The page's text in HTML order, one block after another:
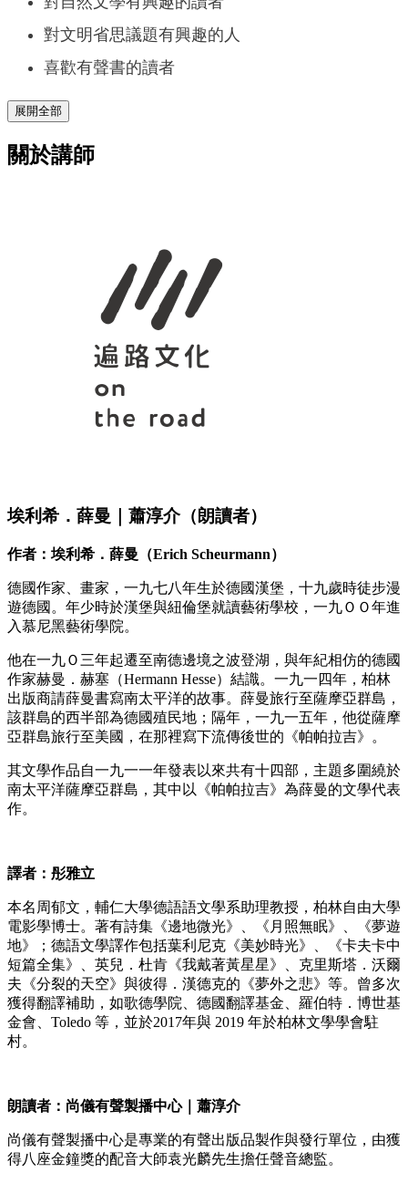
對文明省思議題有興趣的人
喜歡有聲書的讀者
展開全部
關於講師
埃利希．薛曼｜蕭淳介（朗讀者）
作者：埃利希．薛曼（Erich Scheurmann）
德國作家、畫家，一九七八年生於德國漢堡，十九歲時徒步漫
遊德國。年少時於漢堡與紐倫堡就讀藝術學校，一九ＯＯ年進
入慕尼黑藝術學院。
他在一九Ｏ三年起遷至南德邊境之波登湖，與年紀相仿的德國
作家赫曼．赫塞（Hermann Hesse）結識。一九一四年，柏林
出版商請薛曼書寫南太平洋的故事。薛曼旅行至薩摩亞群島，
該群島的西半部為德國殖民地；隔年，一九一五年，他從薩摩
亞群島旅行至美國，在那裡寫下流傳後世的《帕帕拉吉》。
其文學作品自一九一一年發表以來共有十四部，主題多圍繞於
南太平洋薩摩亞群島，其中以《帕帕拉吉》為薛曼的文學代表
作。
譯者：彤雅立
本名周郁文，輔仁大學德語語文學系助理教授，柏林自由大學
電影學博士。著有詩集《邊地微光》、《月照無眠》、《夢遊
地》；德語文學譯作包括葉利尼克《美妙時光》、《卡夫卡中
短篇全集》、英兒．杜肯《我戴著黃星星》、克里斯塔．沃爾
夫《分裂的天空》與彼得．漢德克的《夢外之悲》等。曾多次
獲得翻譯補助，如歌德學院、德國翻譯基金、羅伯特．博世基
金會、Toledo 等，並於2017年與 2019 年於柏林文學學會駐
村。
朗讀者：尚儀有聲製播中心｜蕭淳介
尚儀有聲製播中心是專業的有聲出版品製作與發行單位，由獲
得八座金鐘獎的配音大師袁光麟先生擔任聲音總監。